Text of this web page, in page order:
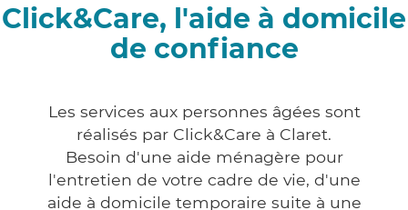
Click&Care, l'aide à domicile
de confiance
Les services aux personnes âgées sont
réalisés par Click&Care à Claret.
Besoin d'une aide ménagère pour
l'entretien de votre cadre de vie, d'une
aide à domicile temporaire suite à une